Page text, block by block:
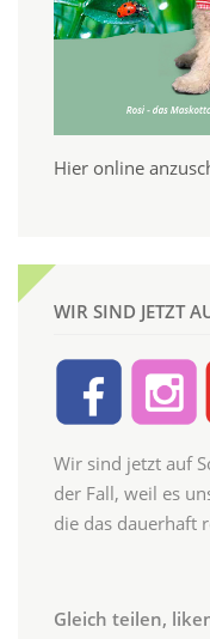
Hier online
WIR SIND JETZT
Wir sind jetzt auf
der Fall, weil es
die das dauerhaft
Gleich teilen,